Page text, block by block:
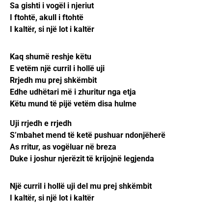
Sa gishti i vogël i njeriut
I ftohtë, akull i ftohtë
I kaltër, si një lot i kaltër
Kaq shumë reshje këtu
E vetëm një curril i hollë uji
Rrjedh mu prej shkëmbit
Edhe udhëtari më i zhuritur nga etja
Këtu mund të pijë vetëm disa hulme
Uji rrjedh e rrjedh
S’mbahet mend të ketë pushuar ndonjëherë
As rritur, as vogëluar në breza
Duke i joshur njerëzit të krijojnë legjenda
Një curril i hollë uji del mu prej shkëmbit
I kaltër, si një lot i kaltër